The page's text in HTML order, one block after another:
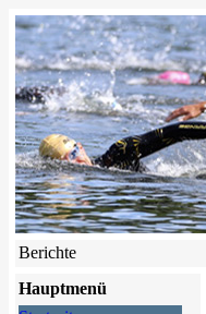
Berichte
Hauptmenü